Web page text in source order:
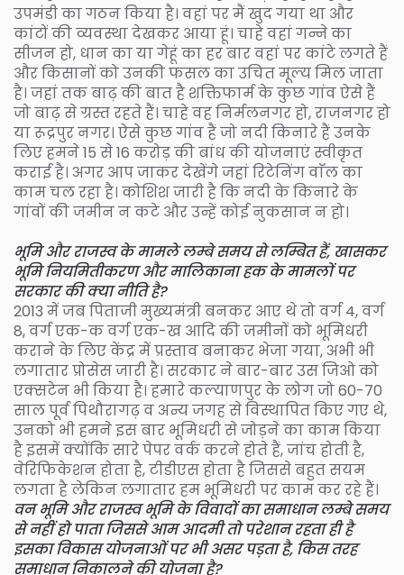
उपमंडी का गठन किया है। वहां पर मैं खुद गया था और
कांटों की व्यवस्था देखकर आया हूं। चाहे वहां गन्ने का
सीजन हो, धान का या गेहूं का हर बार वहां पर कांटे लगते हैं
और किसानों को उनकी फसल का उचित मूल्य मिल जाता
है। जहां तक बाढ़ की बात है शक्तिफार्म के कुछ गांव ऐसे हैं
जो बाढ़ से ग्रस्त रहते हैं। चाहे वह निर्मलनगर हो, राजनगर हो
या रूद्रपुर नगर। ऐसे कुछ गांव हैं जो नदी किनारे हैं उनके
लिए हमने 15 से 16 करोड़ की बांध की योजनाएं स्वीकृत
कराई है। अगर आप जाकर देखेंगे जहां रिटेनिंग वाॅल का
काम चल रहा है। कोशिश जारी है कि नदी के किनारे के
गांवों की जमीन न कटे और उन्हें कोई नुकसान न हो।
भूमि और राजस्व के मामले लम्बे समय से लम्बित हैं, खासकर
भूमि नियमितीकरण और मालिकाना हक के मामलों पर
सरकार की क्या नीति है?
2013 में जब पिताजी मुख्यमंत्री बनकर आए थे तो वर्ग 4, वर्ग
8, वर्ग एक-क वर्ग एक-ख आदि की जमीनों को भूमिधरी
कराने के लिए केंद्र में प्रस्ताव बनाकर भेजा गया, अभी भी
लगातार प्रोसेस जारी है। सरकार ने बार-बार उस जिओ को
एक्सटेन भी किया है। हमारे कल्याणपुर के लोग जो 60-70
साल पूर्व पिथौरागढ़ व अन्य जगह से विस्थापित किए गए थे,
उनको भी हमने इस बार भूमिधरी से जोड़ने का काम किया
है इसमें क्योंकि सारे पेपर वर्क करने होते हैं, जांच होती है,
वेरिफिकेशन होता है, टीडीएस होता है जिससे बहुत सयम
लगता है लेकिन लगातार हम भूमिधरी पर काम कर रहे हैं।
वन भूमि और राजस्व भूमि के विवादों का समाधान लम्बे समय
से नहीं हो पाता जिससे आम आदमी तो परेशान रहता ही है
इसका विकास योजनाओं पर भी असर पड़ता है, किस तरह
समाधान निकालने की योजना है?